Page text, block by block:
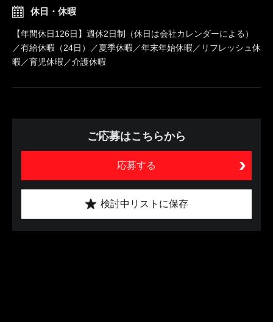
休日・休暇
【年間休日126日】週休2日制（休日は会社カレンダーによる）
／有給休暇（24日）／夏季休暇／年末年始休暇／リフレッシュ休
暇／育児休暇／介護休暇
ご応募はこちらから
応募する
検討中リストに保存